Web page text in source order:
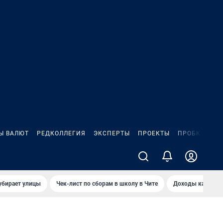
ВАЛЮТ РЕДКОЛЛЕГИЯ ЭКСПЕРТЫ ПРОЕКТЫ ПРОБКИ
улицы Чек-лист по сборам в школу в Чите Доходы